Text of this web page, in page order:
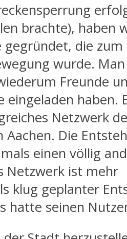
brachte), haben
gegründet, die
wurde.
Freunde
eingeladen haben.
Netzwerk
Die
einen völlig
Netzwerk ist mehr
klug geplanter
hatte seinen